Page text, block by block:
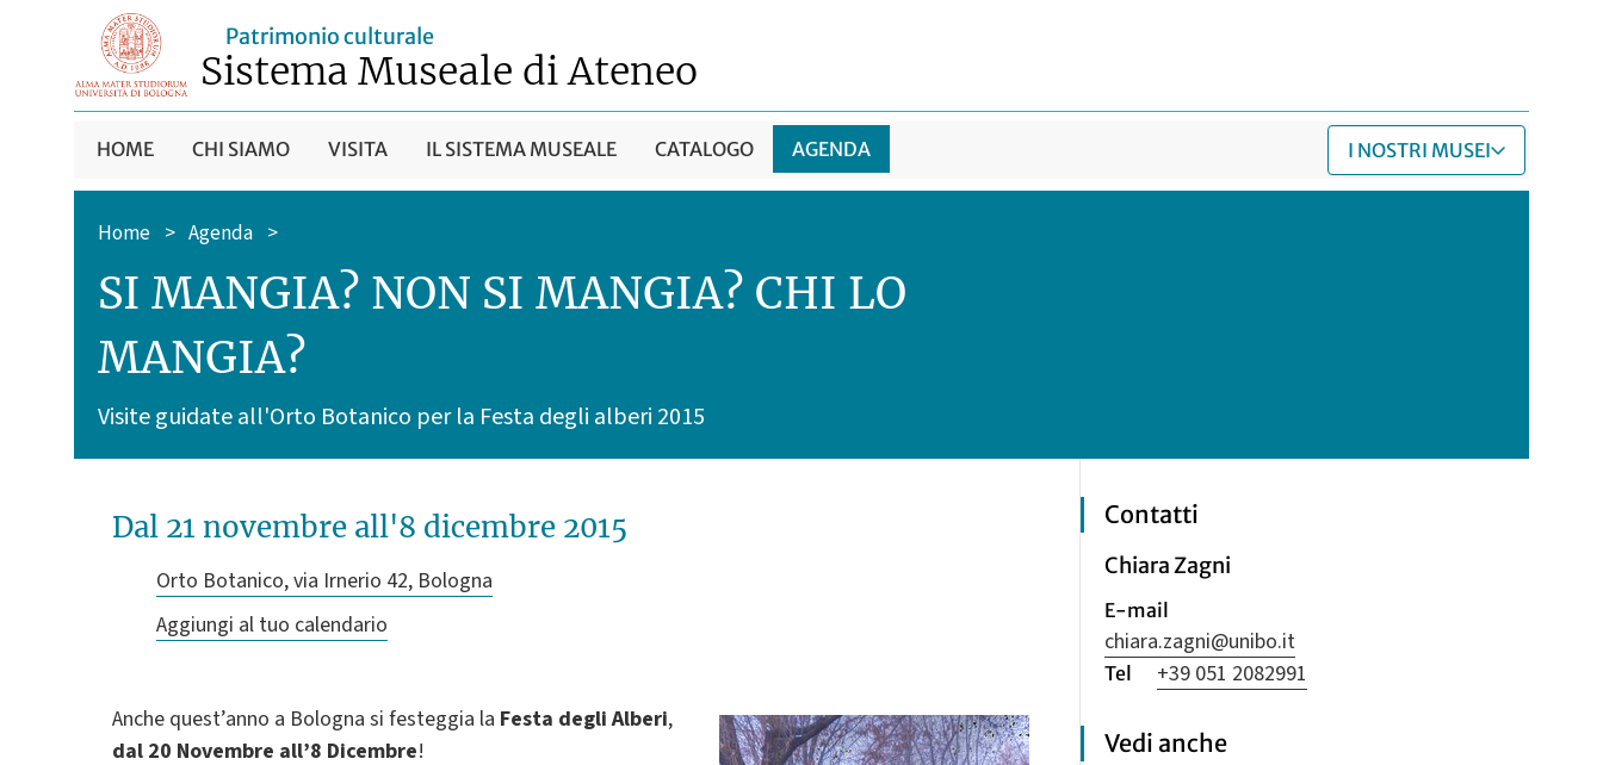
Patrimonio culturale
Sistema Museale di Ateneo
HOME CHI SIAMO VISITA IL SISTEMA MUSEALE CATALOGO AGENDA I NOSTRI MUSEI
Home > Agenda >
SI MANGIA? NON SI MANGIA? CHI LO
MANGIA?
Visite guidate all'Orto Botanico per la Festa degli alberi 2015
Dal 21 novembre all'8 dicembre 2015
Orto Botanico, via Irnerio 42, Bologna
Aggiungi al tuo calendario
Anche quest’anno a Bologna si festeggia la Festa degli Alberi,
dal 20 Novembre all’8 Dicembre!
Contatti
Chiara Zagni
E-mail
chiara.zagni@unibo.it
+39 051 2082991
Vedi anche